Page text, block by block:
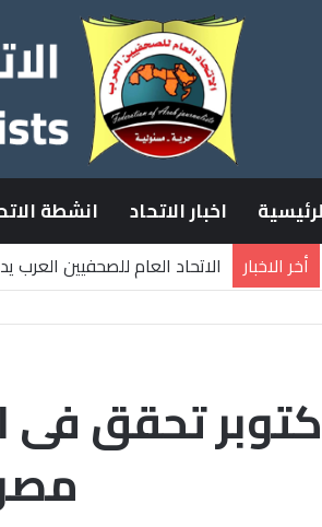
اخبار الاتحاد انشطة
أخر الاخبار
الاتحاد العام للصحفيين العرب
تحقق فى